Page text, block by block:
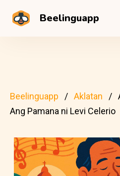
Beelinguapp
Beelinguapp Aklatan
Ang Pamana ni Levi Celerio